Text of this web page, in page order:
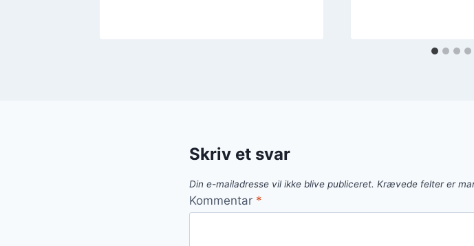
Skriv et svar
Din e-mailadresse vil ikke blive publiceret. Krævede felter er
Kommentar *